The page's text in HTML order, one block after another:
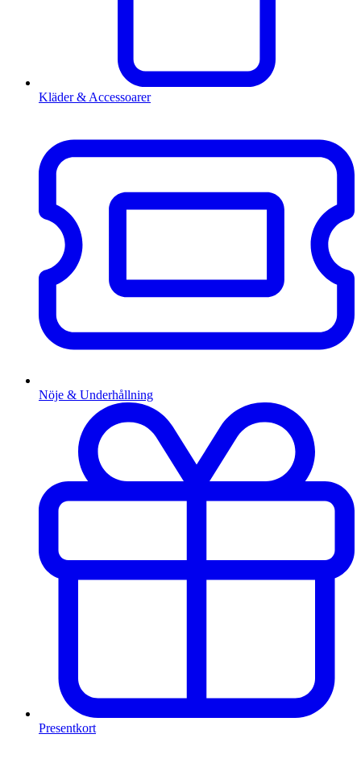
Kläder & Accessoarer
Nöje & Underhållning
Presentkort